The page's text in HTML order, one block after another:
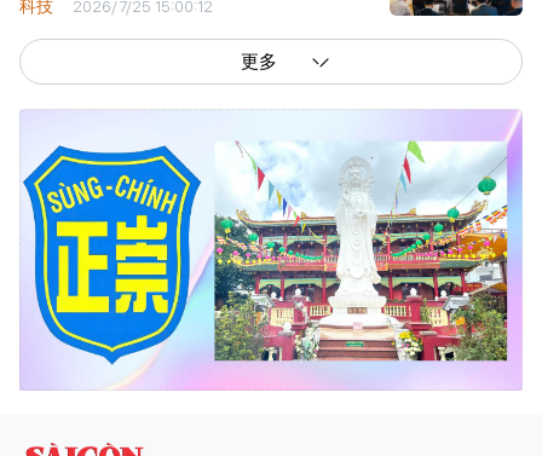
科技 2026/7/25 15:00:12
更多
西贡解放报网版权所有
由越南新闻与传播部所属报刊局于2023年09月06日 签发第26/GP-CBC号许可
副总编辑: 阮玉英、范文长、裴氏红霜、张德义、范氏云英、杨文光、阮德显、